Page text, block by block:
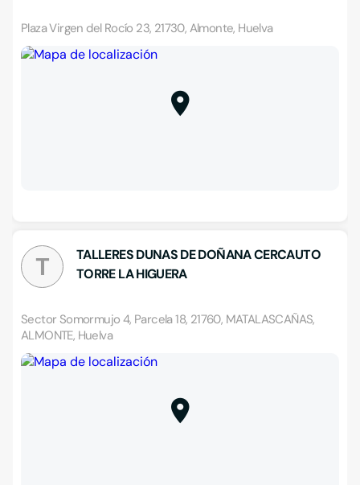
Plaza Virgen del Rocío 23, 21730, Almonte, Huelva
T
TALLERES DUNAS DE DOÑANA CERCAUTO
TORRE LA HIGUERA
Sector Somormujo 4, Parcela 18, 21760, MATALASCAÑAS,
ALMONTE, Huelva